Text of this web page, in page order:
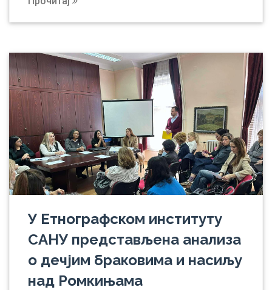
У Етнографском институту
САНУ представљена анализа
о дечјим браковима и насиљу
над Ромкињама